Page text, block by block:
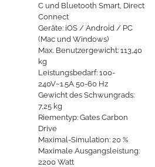
C und Bluetooth Smart, Direct
Connect
Geräte: iOS / Android / PC
(Mac und Windows)
Max. Benutzergewicht: 113,40
kg
Leistungsbedarf: 100-
240V~1.5A 50-60 Hz
Gewicht des Schwungrads:
7,25 kg
Riementyp: Gates Carbon
Drive
Maximal-Simulation: 20 %
Maximale Ausgangsleistung:
2200 Watt